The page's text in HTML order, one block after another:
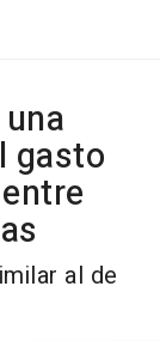
gasto
al de